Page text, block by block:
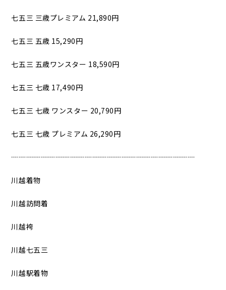
七五三 三歳プレミアム 21,890円
七五三 五歳 15,290円
七五三 五歳ワンスター 18,590円
七五三 七歳 17,490円
七五三 七歳 ワンスター 20,790円
七五三 七歳 プレミアム 26,290円
┈┈┈┈┈┈┈┈┈┈┈┈┈┈┈┈┈┈┈┈┈┈┈┈┈
川越着物
川越訪問着
川越袴
川越七五三
川越駅着物